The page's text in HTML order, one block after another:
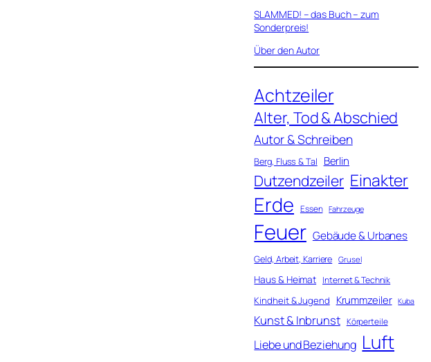
SLAMMED! – das Buch – zum
Sonderpreis!
Über den Autor
Achtzeiler
Alter, Tod & Abschied
Autor & Schreiben
Berg, Fluss & Tal Berlin
Dutzendzeiler Einakter
Erde Essen Fahrzeuge
Feuer Gebäude & Urbanes
Geld, Arbeit, Karriere Grusel
Haus & Heimat Internet & Technik
Kindheit & Jugend Krummzeiler Kuba
Kunst & Inbrunst Körperteile
Liebe und Beziehung Luft